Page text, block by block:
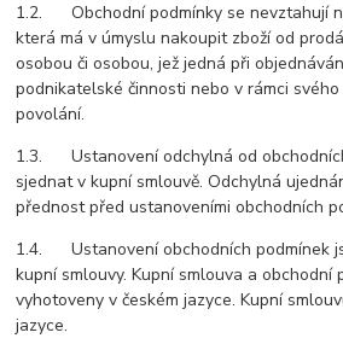
1.2. Obchodní podmínky se nevztahují
která má v úmyslu nakoupit zboží od
osobou či osobou, jež jedná při
podnikatelské činnosti nebo v rámci
povolání.
1.3. Ustanovení odchylná od
sjednat v kupní smlouvě. Odchylná
přednost před ustanoveními obchodních
1.4. Ustanovení obchodních podmínek
kupní smlouvy. Kupní smlouva a obchodní
vyhotoveny v českém jazyce. Kupní
jazyce.